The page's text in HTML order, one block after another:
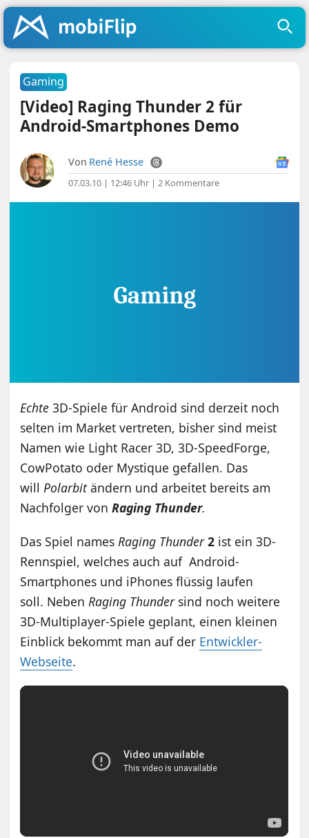
Gaming
[Video] Raging Thunder 2 für
Android-Smartphones Demo
Von René Hesse
07.03.10 | 12:46 Uhr |2 Kommentare
Echte 3D-Spiele für Android sind derzeit noch
selten im Market vertreten, bisher sind meist
Namen wie Light Racer 3D, 3D-SpeedForge,
CowPotato oder Mystique gefallen. Das
willPolarbitändern und arbeitet bereits am
Nachfolger vonRaging Thunder.
Das Spiel namesRaging Thunder 2 ist ein 3D-
Rennspiel, welches auch auf Android-
Smartphones und iPhones flüssig laufen
soll. NebenRaging Thundersind noch weitere
3D-Multiplayer-Spiele geplant, einen kleinen
Einblick bekommt man auf der Entwickler-
Webseite.